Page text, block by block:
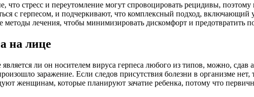
что стресс и переутомление могут спровоцировать рецидивы,
с герпесом, и подчеркивают, что комплексный подход,
методы лечения, чтобы минимизировать дискомфорт и предотвратить
на лице
ли он носителем вируса герпеса любого из типов, можно,
заражение. Если следов присутствия болезни в организме
женщинам, которые планируют зачатие ребенка, потому что